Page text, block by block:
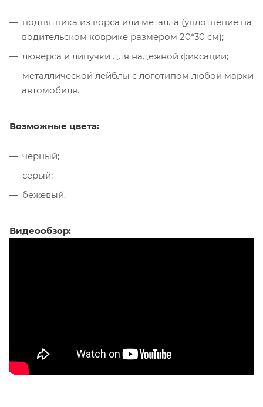
подпятника из ворса или металла (уплотнение на
водительском коврике размером 20*30 см);
люверса и липучки для надежной фиксации;
металлической лейблы с логотипом любой марки
автомобиля.
Возможные цвета:
черный;
серый;
бежевый.
Видеообзор: